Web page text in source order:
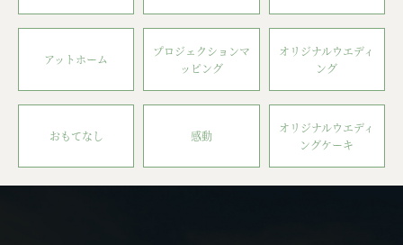
アットホーム
プロジェクションマ
ッピング
オリジナルウエディ
ング
おもてなし 感動
オリジナルウエディ
ングケーキ